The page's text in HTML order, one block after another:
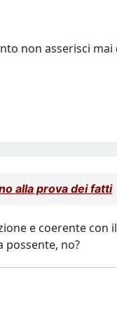
non asserisci mai
alla prova dei fatti
e coerente
possente, no?